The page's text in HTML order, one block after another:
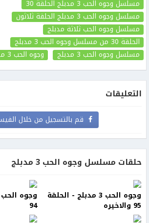
مسلسل وجوه الحب 3 مدبلج الحلقة 30
مسلسل وجوه الحب 3 مدبلج الحلقة ثلاثون
مسلسل وجوه الحب ثلاثة مدبلج
الحلقة 30
من مسلسل وجوه الحب 3 مدبلج
مسلسل وجوه الحب 3 مدبلج
وجوه الحب 3 مدبلج
التعليقات
قم بالتسجيل من خلال
حلقات مسلسل وجوه الحب 3 مدبلج
وجوه الحب 3 مدبلج - الحلقة
95 والاخيره
94